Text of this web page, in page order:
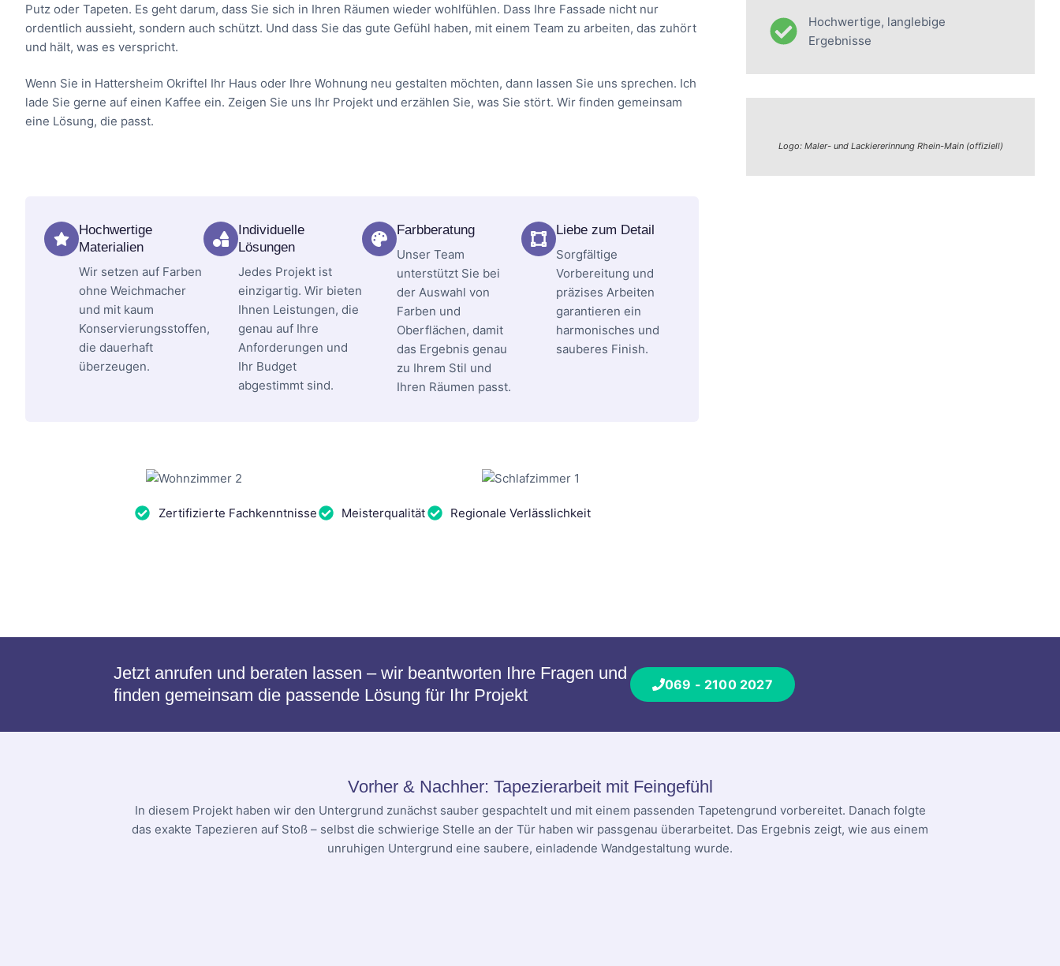
Putz oder Tapeten. Es geht darum, dass Sie sich in Ihren Räumen wieder wohlfühlen. Dass Ihre Fassade nicht nur
ordentlich aussieht, sondern auch schützt. Und dass Sie das gute Gefühl haben, mit einem Team zu arbeiten, das zuhört
und hält, was es verspricht.
Wenn Sie in Hattersheim Okriftel Ihr Haus oder Ihre Wohnung neu gestalten möchten, dann lassen Sie uns sprechen. Ich
lade Sie gerne auf einen Kaffee ein. Zeigen Sie uns Ihr Projekt und erzählen Sie, was Sie stört. Wir finden gemeinsam
eine Lösung, die passt.
Hochwertige
Materialien
Wir setzen auf Farben
ohne Weichmacher
und mit kaum
Konservierungsstoffen,
die dauerhaft
überzeugen.
Individuelle
Lösungen
Jedes Projekt ist
einzigartig. Wir bieten
Ihnen Leistungen, die
genau auf Ihre
Anforderungen und
Ihr Budget
abgestimmt sind.
Farbberatung
Unser Team
unterstützt Sie bei
der Auswahl von
Farben und
Oberflächen, damit
das Ergebnis genau
zu Ihrem Stil und
Ihren Räumen passt.
Liebe zum Detail
Sorgfältige
Vorbereitung und
präzises Arbeiten
garantieren ein
harmonisches und
sauberes Finish.
Zertifizierte Fachkenntnisse Meisterqualität Regionale Verlässlichkeit
Hochwertige, langlebige
Ergebnisse
Logo: Maler- und Lackiererinnung Rhein-Main (offiziell)
Jetzt anrufen und beraten lassen – wir beantworten Ihre Fragen und
finden gemeinsam die passende Lösung für Ihr Projekt
069 - 2100 2027
Vorher & Nachher: Tapezierarbeit mit Feingefühl
In diesem Projekt haben wir den Untergrund zunächst sauber gespachtelt und mit einem passenden Tapetengrund vorbereitet. Danach folgte
das exakte Tapezieren auf Stoß – selbst die schwierige Stelle an der Tür haben wir passgenau überarbeitet. Das Ergebnis zeigt, wie aus einem
unruhigen Untergrund eine saubere, einladende Wandgestaltung wurde.